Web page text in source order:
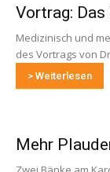
Vortrag:
Medizinisch und
des Vortrags von
> Weiterlesen
Mehr